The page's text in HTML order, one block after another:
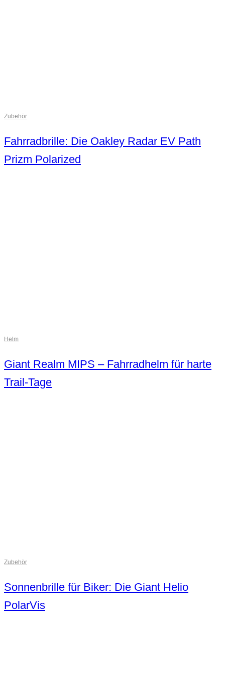
Zubehör
Fahrradbrille: Die Oakley Radar EV Path
Prizm Polarized
Helm
Giant Realm MIPS – Fahrradhelm für harte
Trail-Tage
Zubehör
Sonnenbrille für Biker: Die Giant Helio
PolarVis